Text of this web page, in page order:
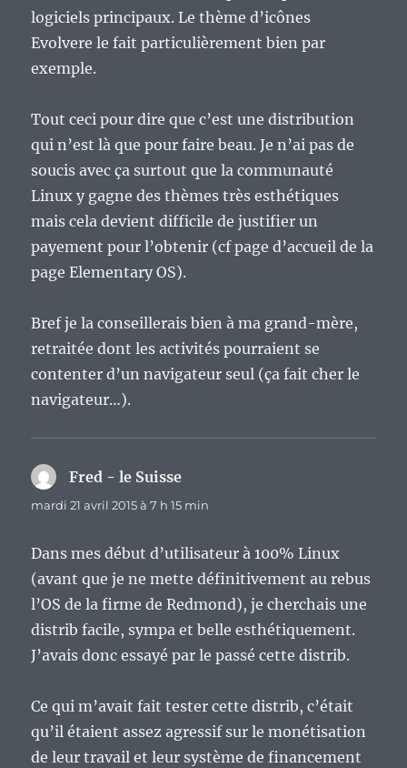
logiciels principaux. Le thème d’icônes
Evolvere le fait particulièrement bien par
exemple.
Tout ceci pour dire que c’est une distribution
qui n’est là que pour faire beau. Je n’ai pas de
soucis avec ça surtout que la communauté
Linux y gagne des thèmes très esthétiques
mais cela devient difficile de justifier un
payement pour l’obtenir (cf page d’accueil de la
page Elementary OS).
Bref je la conseillerais bien à ma grand-mère,
retraitée dont les activités pourraient se
contenter d’un navigateur seul (ça fait cher le
navigateur…).
Fred - le Suisse
mardi 21 avril 2015 à 7 h 15 min
Dans mes début d’utilisateur à 100% Linux
(avant que je ne mette définitivement au rebus
l’OS de la firme de Redmond), je cherchais une
distrib facile, sympa et belle esthétiquement.
J’avais donc essayé par le passé cette distrib.
Ce qui m’avait fait tester cette distrib, c’était
qu’il étaient assez agressif sur le monétisation
de leur travail et leur système de financement